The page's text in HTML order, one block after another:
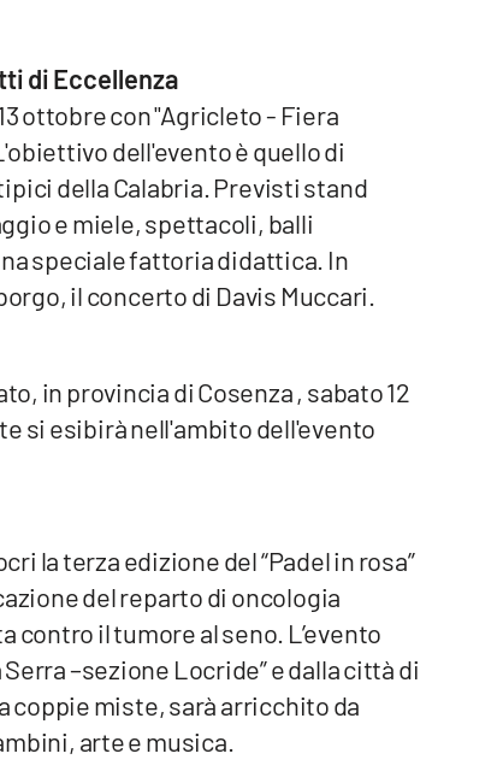
di Eccellenza
ottobre con "Agricleto - Fiera
dell'evento è quello di
della Calabria. Previsti stand
e miele, spettacoli, balli
speciale fattoria didattica. In
il concerto di Davis Muccari.
in provincia di Cosenza , sabato 12
si esibirà nell'ambito dell'evento
la terza edizione del “Padel in rosa”
del reparto di oncologia
contro il tumore al seno. L’evento
–sezione Locride” e dalla città di
coppie miste, sarà arricchito da
arte e musica.